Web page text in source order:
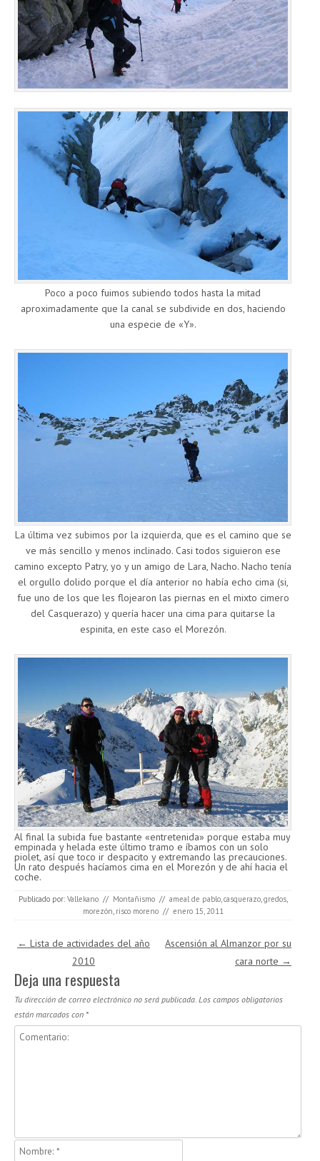
Poco a poco fuimos subiendo todos hasta la mitad
aproximadamente que la canal se subdivide en dos, haciendo
una especie de «Y».
La última vez subimos por la izquierda, que es el camino que se
ve más sencillo y menos inclinado. Casi todos siguieron ese
camino excepto Patry, yo y un amigo de Lara, Nacho. Nacho tenía
el orgullo dolido porque el día anterior no había echo cima (si,
fue uno de los que les flojearon las piernas en el mixto cimero
del Casquerazo) y quería hacer una cima para quitarse la
espinita, en este caso el Morezón.
Al final la subida fue bastante «entretenida» porque estaba muy
empinada y helada este último tramo e íbamos con un solo
piolet, así que toco ir despacito y extremando las precauciones.
Un rato después hacíamos cima en el Morezón y de ahí hacia el
coche.
Publicado por: Vallekano // Montañismo // ameal de pablo,casquerazo,gredos,
morezón, risco moreno // enero 15, 2011
Navegación de entradas
← Lista de actividades del año
2010
Ascensión al Almanzor por su
cara norte →
Deja una respuesta
Tu dirección de correo electrónico no será publicada. Los campos obligatorios
están marcados con *